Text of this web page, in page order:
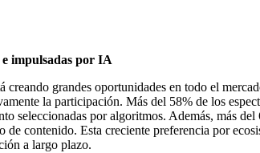
e impulsadas por IA
grandes oportunidades en todo el
la participación. Más del 58% de los
seleccionadas por algoritmos. Además, más
contenido. Esta creciente preferencia por
a largo plazo.